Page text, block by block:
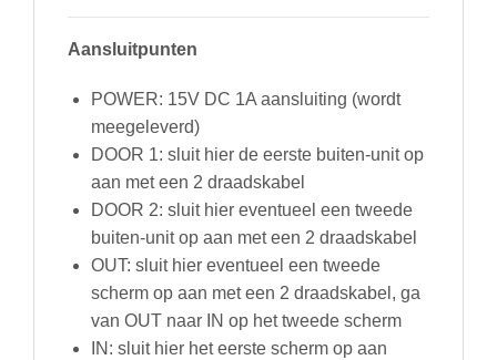
Aansluitpunten
POWER: 15V DC 1A aansluiting (wordt
meegeleverd)
DOOR 1: sluit hier de eerste buiten-unit op
aan met een 2 draadskabel
DOOR 2: sluit hier eventueel een tweede
buiten-unit op aan met een 2 draadskabel
OUT: sluit hier eventueel een tweede
scherm op aan met een 2 draadskabel, ga
van OUT naar IN op het tweede scherm
IN: sluit hier het eerste scherm op aan